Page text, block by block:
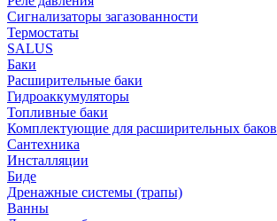
Сигнализаторы загазованности
Термостаты
SALUS
Баки
Расширительные баки
Гидроаккумуляторы
Топливные баки
Комплектующие для расширительных баков
Сантехника
Инсталляции
Биде
Дренажные системы (трапы)
Ванны